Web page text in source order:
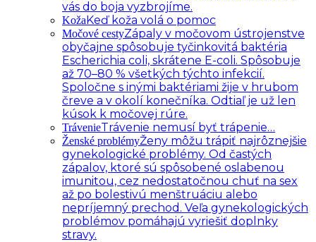
vás do boja vyzbrojíme.
KožaKeď koža volá o pomoc
Močové cestyZápaly v močovom ústrojenstve
obyčajne spôsobuje tyčinkovitá baktéria
Escherichia coli, skrátene E-coli. Spôsobuje
až 70–80 % všetkých týchto infekcií.
Spoločne s inými baktériami žije v hrubom
čreve a v okolí konečníka. Odtiaľ je už len
kúsok k močovej rúre.
TrávenieTrávenie nemusí byť trápenie…
Ženské problémyŽeny môžu trápiť najrôznejšie
gynekologické problémy. Od častých
zápalov, ktoré sú spôsobené oslabenou
imunitou, cez nedostatočnou chuť na sex
až po bolestivú menštruáciu alebo
nepríjemný prechod. Veľa gynekologických
problémov pomáhajú vyriešiť doplnky
stravy.